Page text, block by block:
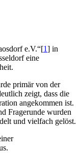
e.V.“[1] in
eine
primär von der
zeigt, dass die
angekommen ist.
Fragerunde wurden
und vielfach gelöst.
.